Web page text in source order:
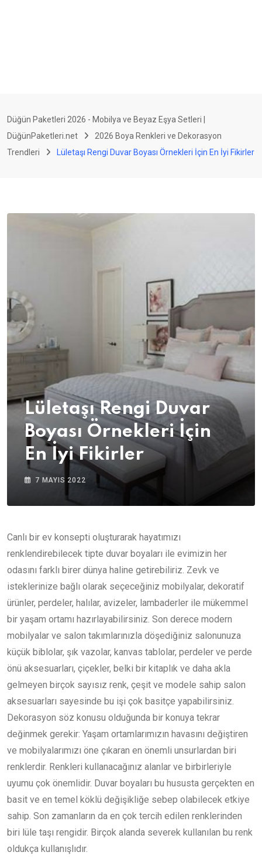
Düğün Paketleri 2026 - Mobilya ve Beyaz Eşya Setleri |
DüğünPaketleri.net
2026 Boya Renkleri ve Dekorasyon
Trendleri
Lületaşı Rengi Duvar Boyası Örnekleri İçin En İyi Fikirler
Lületaşı Rengi Duvar
Boyası Örnekleri İçin
En İyi Fikirler
7 MAYIS 2022
Canlı bir ev konsepti oluşturarak hayatımızı
renklendirebilecek tipte duvar boyaları ile evimizin her
odasını farklı birer dünya haline getirebiliriz. Zevk ve
isteklerinize bağlı olarak seçeceğiniz mobilyalar, dekoratif
ürünler, perdeler, halılar, avizeler, lambaderler ile mükemmel
bir yaşam ortamı hazırlayabilirsiniz. Son derece modern
mobilyalar ve salon takımlarınızla döşediğiniz salonunuza
küçük biblolar, şık vazolar, kanvas tablolar, perdeler ve perde
önü aksesuarları, çiçekler, belki bir kitaplık ve daha akla
gelmeyen birçok sayısız renk, çeşit ve modele sahip salon
aksesuarları sayesinde bu işi çok basitçe yapabilirsiniz.
Dekorasyon söz konusu olduğunda bir konuya tekrar
değinmek gerekir: Yaşam ortamlarımızın havasını değiştiren
ve mobilyalarımızı öne çıkaran en önemli unsurlardan biri
renklerdir. Renkleri kullanacağınız alanlar ve birbirleriyle
uyumu çok önemlidir. Duvar boyaları bu hususta gerçekten en
basit ve en temel köklü değişikliğe sebep olabilecek etkiye
sahip. Son zamanların da en çok tercih edilen renklerinden
biri lüle taşı rengidir. Birçok alanda severek kullanılan bu renk
oldukça kullanışlıdır.